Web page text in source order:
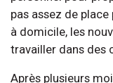
pas assez de
à domicile, les
travailler dans des
Après plusieurs